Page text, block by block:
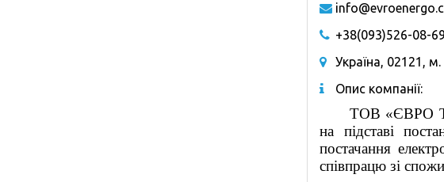
+38(093)526-08-69
Україна, 02121,
Опис компанії:
ТОВ «ЄВРО
на підставі
постачання
співпрацю зі